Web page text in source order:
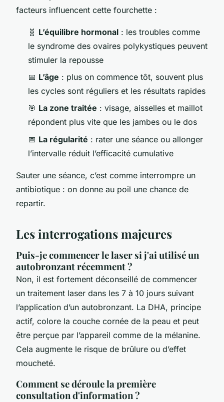
facteurs influencent cette fourchette :
🧬 L’équilibre hormonal : les troubles comme
le syndrome des ovaires polykystiques peuvent
stimuler la repousse
📅 L’âge : plus on commence tôt, souvent plus
les cycles sont réguliers et les résultats rapides
🎯 La zone traitée : visage, aisselles et maillot
répondent plus vite que les jambes ou le dos
📅 La régularité : rater une séance ou allonger
l’intervalle réduit l’efficacité cumulative
Sauter une séance, c’est comme interrompre un
antibiotique : on donne au poil une chance de
repartir.
Les interrogations majeures
Puis-je commencer le laser si j'ai utilisé un
autobronzant récemment ?
Non, il est fortement déconseillé de commencer
un traitement laser dans les 7 à 10 jours suivant
l’application d’un autobronzant. La DHA, principe
actif, colore la couche cornée de la peau et peut
être perçue par l’appareil comme de la mélanine.
Cela augmente le risque de brûlure ou d’effet
moucheté.
Comment se déroule la première
consultation d'information ?